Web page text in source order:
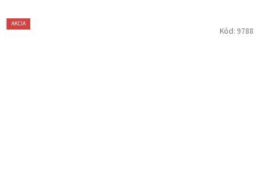
AKCIA
Kód: 9788